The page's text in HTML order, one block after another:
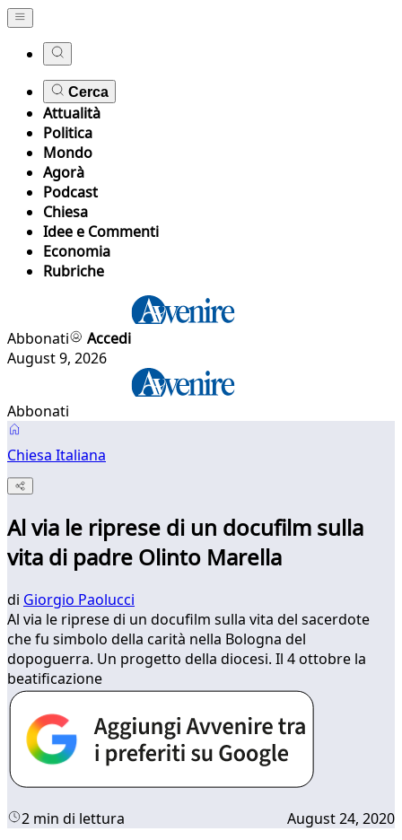
Cerca
Attualità
Politica
Mondo
Agorà
Podcast
Chiesa
Idee e Commenti
Economia
Rubriche
Abbonati
Accedi
August 9, 2026
Abbonati
Chiesa Italiana
Al via le riprese di un docufilm sulla
vita di padre Olinto Marella
di Giorgio Paolucci
Al via le riprese di un docufilm sulla vita del sacerdote
che fu simbolo della carità nella Bologna del
dopoguerra. Un progetto della diocesi. Il 4 ottobre la
beatificazione
2 min di lettura August 24, 2020